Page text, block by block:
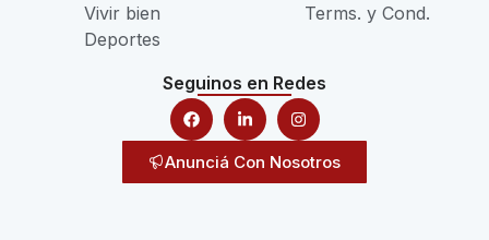
Vivir bien
Deportes
Terms. y Cond.
Seguinos en Redes
Anunciá Con Nosotros